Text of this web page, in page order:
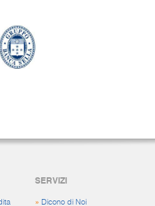
SERVIZI
» Dicono di Noi